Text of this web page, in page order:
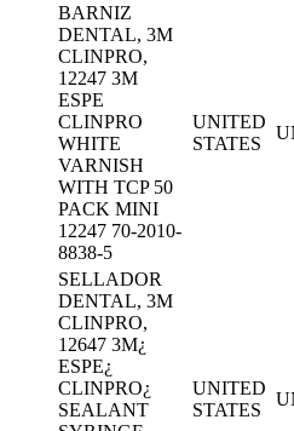
BARNIZ
DENTAL, 3M
CLINPRO,
12247 3M
ESPE
CLINPRO
WHITE
VARNISH
WITH TCP 50
PACK MINI
12247 70-2010-
8838-5
UNITED
STATES
SELLADOR
DENTAL, 3M
CLINPRO,
12647 3M¿
ESPE¿
CLINPRO¿
SEALANT
UNITED
STATES